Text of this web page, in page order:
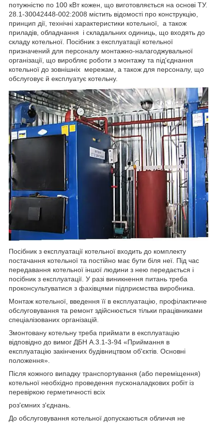
потужністю по 100 кВт кожен, що виготовляється на основі ТУ.
28.1-30042448-002:2008 містить відомості про конструкцію,
принцип дії, технічні характеристики котельної, а також
приладів, обладнання і складальних одиниць, що входять до
складу котельної. Посібник з експлуатації котельної
призначений для персоналу монтажно-налагоджувальної
організації, що виробляє роботи з монтажу та під'єднання
котельної до зовнішніх мережам, а також для персоналу, що
обслуговує й експлуатує котельну.
Посібник з експлуатації котельної входить до комплекту
постачання котельної та постійно має бути біля неї. Під час
передавання котельної іншої людини з нею передається і
посібник з експлуатації. У разі виникнення питань треба
проконсультуватися з фахівцями підприємства виробника.
Монтаж котельної, введення її в експлуатацію, профілактичне
обслуговування та ремонт здійснюється тільки працівниками
спеціалізованих організацій.
Змонтовану котельну треба приймати в експлуатацію
відповідно до вимог ДБН А.3.1-3-94 «Приймання в
експлуатацію закінчених будівництвом об'єктів. Основні
положення».
Після кожного випадку транспортування (або переміщення)
котельної необхідно проведення пусконаладкових робіт із
перевіркою герметичності всіх
роз'ємних з'єднань.
До обслуговування котельної допускаються обличчя не